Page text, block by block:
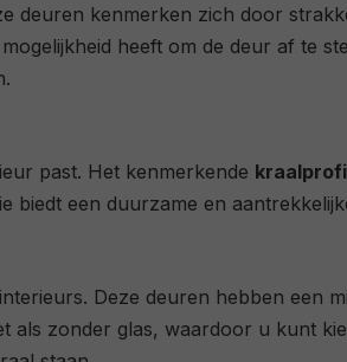
deuren kenmerken zich door
heeft om de deur af te
past. Het kenmerkende
een duurzame en
Deze deuren hebben een
als zonder glas, waardoor u kunt